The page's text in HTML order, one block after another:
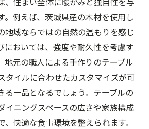
品を使ったインテリアコーディ
ルな素材選びで環境に優しい家
統を取り入れたデザインアクセン
む茨城風おもてなしの考え方
風物詩を感じる装飾のアイデア
。例えば、茨城県産の木材を使用し
地域ならではの自然の温もりを感じ
においては、強度や耐久性を考慮す
地元の職人による手作りのテーブル
タイルに合わせたカスタマイズが可
る一品となるでしょう。テーブルの
イニングスペースの広さや家族構成
、快適な食事環境を整えられます。